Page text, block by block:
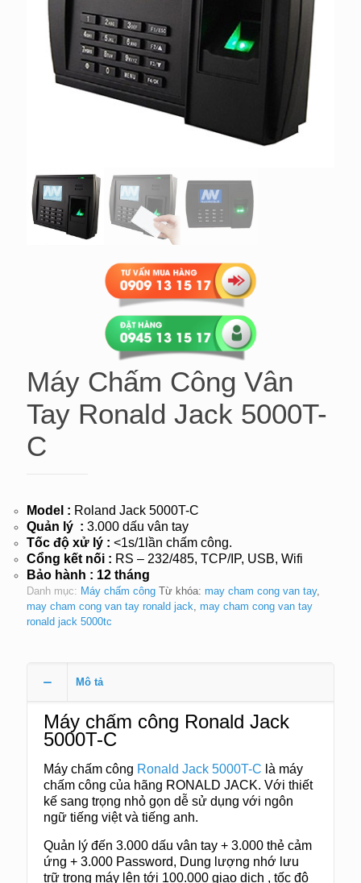
Máy Chấm Công Vân
Tay Ronald Jack 5000T-
C
Model : Roland Jack 5000T-C
Quản lý : 3.000 dấu vân tay
Tốc độ xử lý : <1s/1lần chấm công.
Cổng kết nối : RS – 232/485, TCP/IP, USB, Wifi
Bảo hành : 12 tháng
Danh mục: Máy chấm công Từ khóa: may cham cong van tay,
may cham cong van tay ronald jack may cham cong van tay
ronald jack 5000tc
Mô tả
Máy chấm công Ronald Jack
5000T-C
Máy chấm công Ronald Jack 5000T-C là máy
chấm công của hãng RONALD JACK. Với thiết
kế sang trọng nhỏ gọn dễ sử dụng với ngôn
ngữ tiếng việt và tiếng anh.
Quản lý đến 3.000 dấu vân tay + 3.000 thẻ cảm
ứng + 3.000 Password, Dung lượng nhớ lưu
trữ trong máy lên tới 100.000 giao dịch , tốc độ